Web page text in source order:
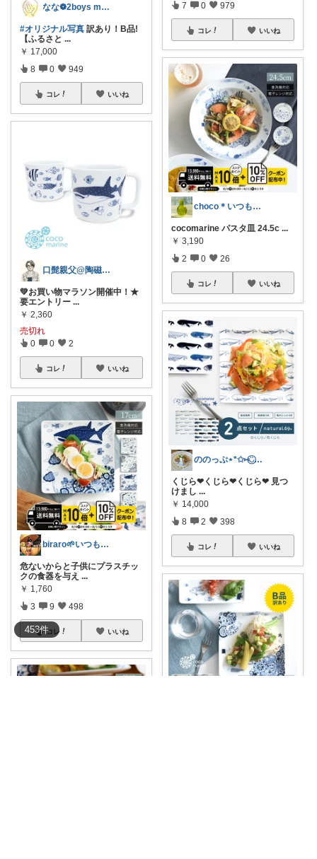
453件
なな❁2boys mom
#オリジナル写真 訳あり！B品!
【ふるさと ...
￥ 17,000
8 0 949
コレ いいね
口髭親父@陶磁器やインテリア雑貨好き
💚お買い物マラソン開催中！★
要エントリー ...
￥ 2,360
売切れ
0 0 2
コレ いいね
biraro🌱いつもありがとう♡
危ないからと子供にプラスチッ
クの食器を与え ...
￥ 1,760
3 9 498
コレ いいね
7 0 979
コレ いいね
choco＊いつもありがとうございます♡
cocomarine パスタ皿 24.5c ...
￥ 3,190
2 0 26
コレ いいね
ののっぷ⋆*✩⑅◡̈⃝*ありがとう
くじら❤︎くじら❤︎くじら❤︎ 見つ
けまし ...
￥ 14,000
8 2 398
コレ いいね